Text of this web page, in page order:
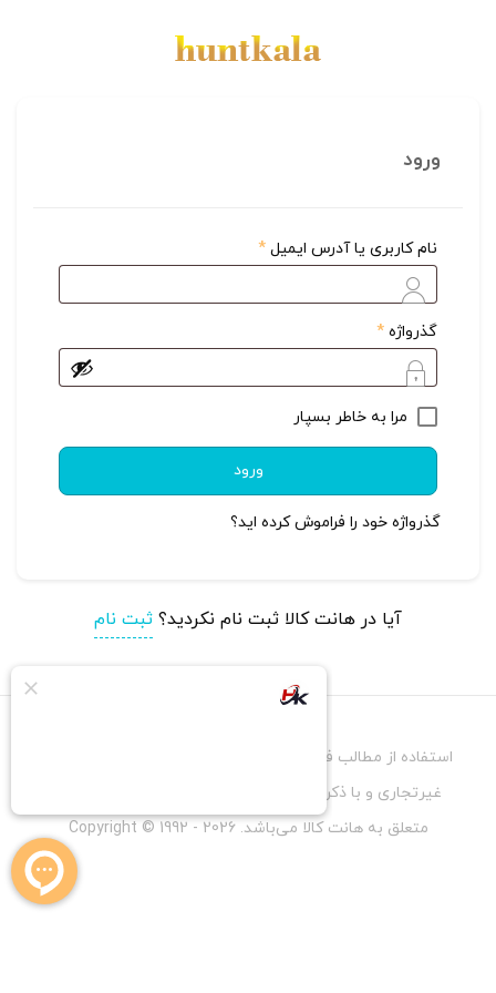
ورود
نام کاربری یا آدرس ایمیل *الزامی
گذرواژه *الزامی
مرا به خاطر بسپار
ورود
گذرواژه خود را فراموش کرده اید؟
آیا در هانت کالا ثبت نام نکردید؟ ثبت نام
استفاده از مطالب فروشگاه اینترنتی هانت کالا فقط برای مقاصد
غیرتجاری و با ذکر منبع بلامانع است. کلیه حقوق این سایت
متعلق به هانت کالا می‌باشد. Copyright © 1992 - 2026